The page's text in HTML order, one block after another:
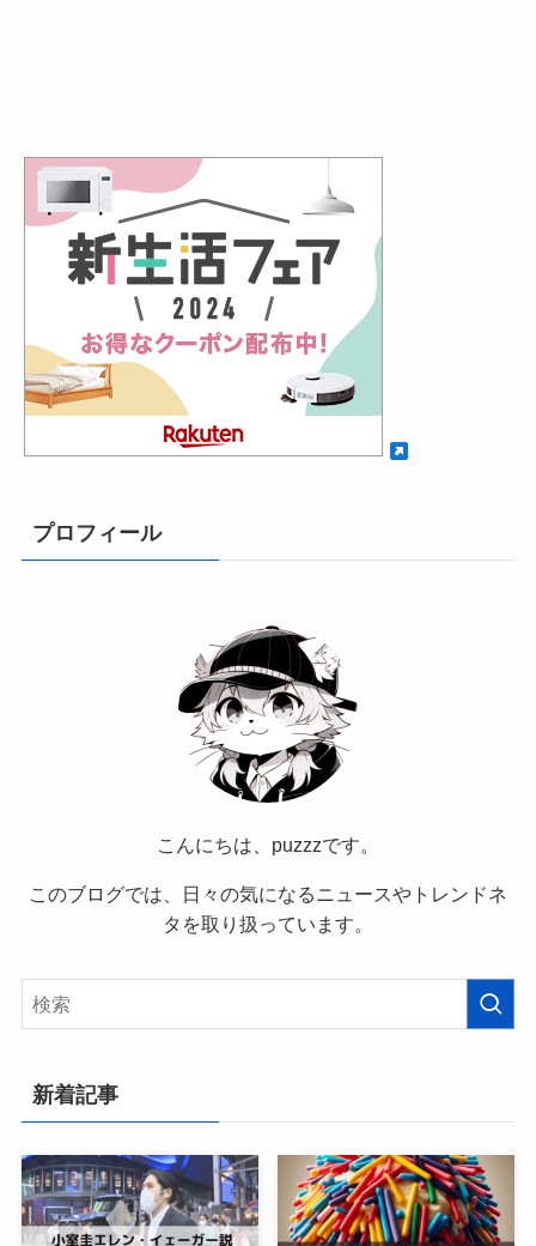
プロフィール
こんにちは、puzzzです。
このブログでは、日々の気になるニュースやトレンドネ
タを取り扱っています。
新着記事